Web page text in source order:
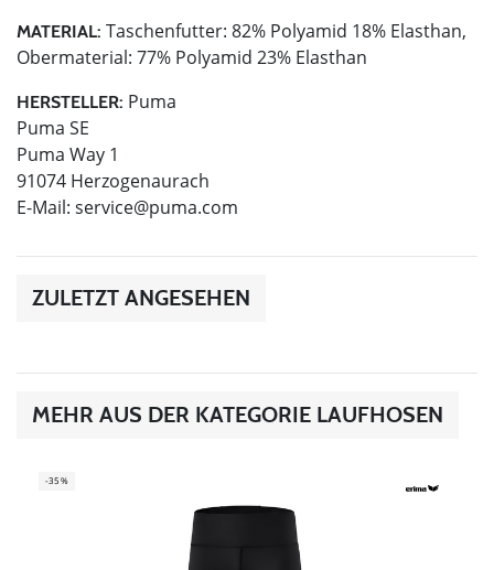
MATERIAL: Taschenfutter: 82% Polyamid 18% Elasthan,
Obermaterial: 77% Polyamid 23% Elasthan
HERSTELLER: Puma
Puma SE
Puma Way 1
91074 Herzogenaurach
E-Mail: service@puma.com
ZULETZT ANGESEHEN
MEHR AUS DER KATEGORIE LAUFHOSEN
-35%